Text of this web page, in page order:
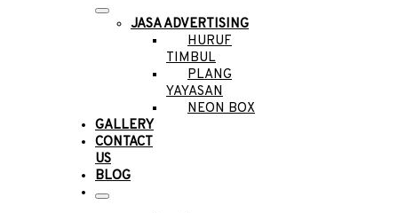
JASA ADVERTISING
HURUF
TIMBUL
PLANG
YAYASAN
NEON BOX
GALLERY
CONTACT
US
BLOG